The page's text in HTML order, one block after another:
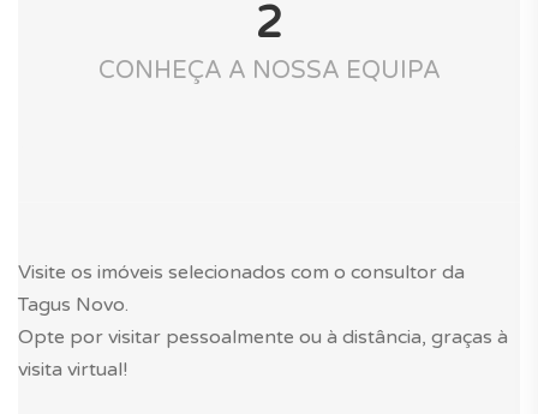
2
CONHEÇA A NOSSA EQUIPA
Visite os imóveis selecionados com o consultor da
Tagus Novo.
Opte por visitar pessoalmente ou à distância, graças à
visita virtual!